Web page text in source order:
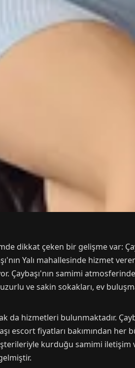
dikkat çeken bir gelişme var:
Yalı mahallesinde hizmet
Çaybaşı'nın samimi
ve sakin sokakları, ev
da hizmetleri bulunmaktadır.
escort fiyatları bakımından
kurduğu samimi iletişim